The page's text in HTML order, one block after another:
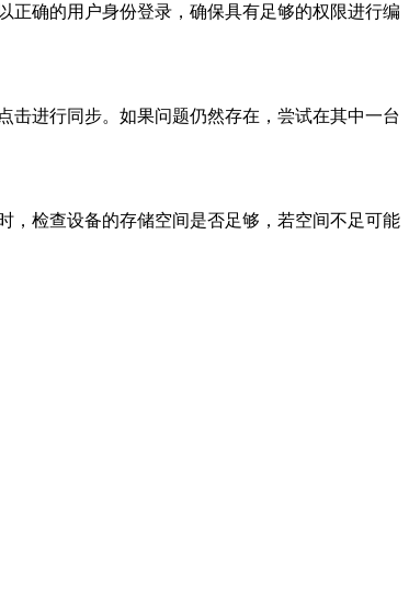
确的用户身份登录，确保具有足够的权限进行编
进行同步。如果问题仍然存在，尝试在其中一台
检查设备的存储空间是否足够，若空间不足可能